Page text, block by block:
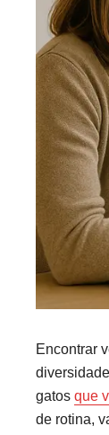
Encontrar
gatos que
de rotina,